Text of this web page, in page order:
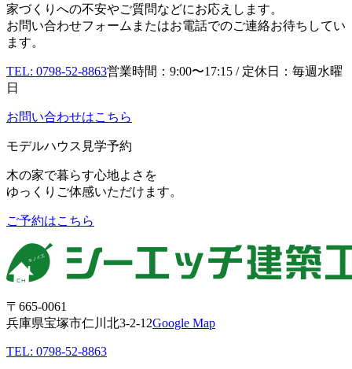
家づくりへの不安やご質問などにお応えします。
お問い合わせフォームまたはお電話でのご連絡お待ちしてい
ます。
TEL: 0798-52-8863営業時間：9:00〜17:15 / 定休日：毎週水曜
日
お問い合わせはこちら
モデルハウス見学予約
木の家で暮らす心地よさを
ゆっくりご体感いただけます。
ご予約はこちら
〒665-0061
兵庫県宝塚市仁川北3-2-12Google Map
TEL: 0798-52-8863